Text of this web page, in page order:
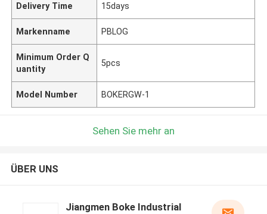
Delivery Time 15days
Markenname PBLOG
Minimum Order Q
uantity
5pcs
Model Number BOKERGW-1
Sehen Sie mehr an
ÜBER UNS
Jiangmen Boke Industrial